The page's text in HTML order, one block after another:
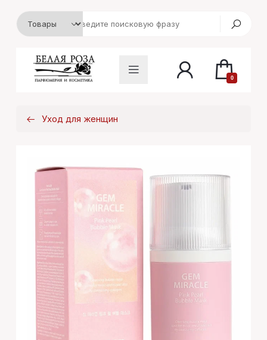
0
Уход для женщин